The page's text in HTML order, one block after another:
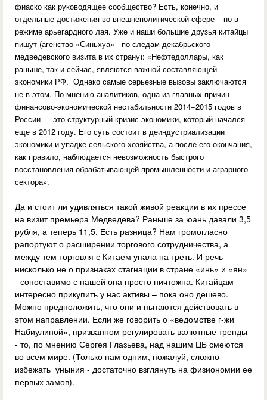
фиаско как руководящее сообщество? Есть, конечно, и
отдельные достижения во внешнеполитической сфере – но в
режиме арьегардного лая. Уже и наши большие друзья китайцы
пишут (агенство «Синьхуа» - по следам декабрьского
медведевского визита в их страну): «Нефтедоллары, как
раньше, так и сейчас, являются важной составляющей
экономики РФ. Однако самые серьезные вызовы заключаются
не в этом. По мнению аналитиков, одна из главных причин
финансово-экономической нестабильности 2014−2015 годов в
России — это структурный кризис экономики, который начался
еще в 2012 году. Его суть состоит в деиндустриализации
экономики и упадке сельского хозяйства, а после его окончания,
как правило, наблюдается невозможность быстрого
восстановления обрабатывающей промышленности и аграрного
сектора».
Да и стоит ли удивляться такой живой реакции в их прессе
на визит премьера Медведева? Раньше за юань давали 3,5
рубля, а теперь 11,5. Есть разница? Нам громогласно
рапортуют о расширении торгового сотрудничества, а
между тем торговля с Китаем упала на треть. И речь
нисколько не о признаках стагнации в стране «инь» и «ян»
- сопоставимо с нашей она просто ничтожна. Китайцам
интересно прикупить у нас активы – пока оно дешево.
Можно предположить, что они и пытаются действовать в
этом направлении. Если же говорить о «ведомстве г-жи
Набиулиной», призванном регулировать валютные тренды
- то, по мнению Сергея Глазьева, над нашим ЦБ смеются
во всем мире. (Только нам одним, пожалуй, сложно
избежать уныния - достаточно взглянуть на физиономии ее
первых замов).